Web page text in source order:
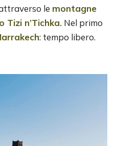
le montagne
Tizi n’Tichka. Nel primo
: tempo libero.